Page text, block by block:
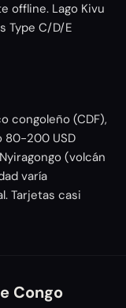
offline. Lago Kivu
Type C/D/E
congoleño (CDF),
80-200 USD
(volcán
varía
Tarjetas casi
Congo